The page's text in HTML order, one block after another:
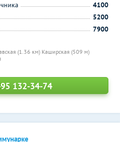
(1.36 км) Каширская (509 м)
4100
5200
7900
132-34-74